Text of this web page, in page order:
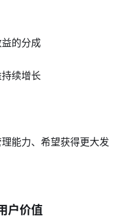
的分成
续增长
能力、希望获得更大发
户价值